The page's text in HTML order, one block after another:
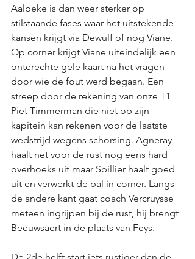
Aalbeke is dan weer sterker op
stilstaande fases waar het uitstekende
kansen krijgt via Dewulf of nog Viane.
Op corner krijgt Viane uiteindelijk een
onterechte gele kaart na het vragen
door wie de fout werd begaan. Een
streep door de rekening van onze T1
Piet Timmerman die niet op zijn
kapitein kan rekenen voor de laatste
wedstrijd wegens schorsing. Agneray
haalt net voor de rust nog eens hard
overhoeks uit maar Spillier haalt goed
uit en verwerkt de bal in corner. Langs
de andere kant gaat coach Vercruysse
meteen ingrijpen bij de rust, hij brengt
Beeuwsaert in de plaats van Feys.